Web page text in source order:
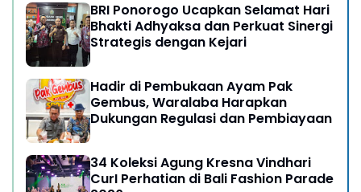
BRI Ponorogo Ucapkan Selamat Hari
Bhakti Adhyaksa dan Perkuat Sinergi
Strategis dengan Kejari
Hadir di Pembukaan Ayam Pak
Gembus, Waralaba Harapkan
Dukungan Regulasi dan Pembiayaan
34 Koleksi Agung Kresna Vindhari
CurI Perhatian di Bali Fashion Parade